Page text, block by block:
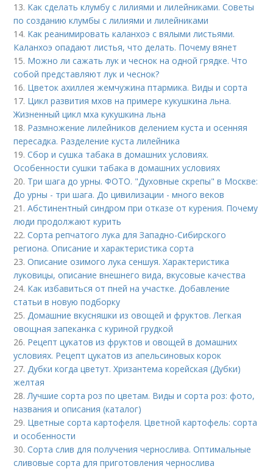
13. Как сделать клумбу с лилиями и лилейниками. Советы
по созданию клумбы с лилиями и лилейниками
14. Как реанимировать каланхоэ с вялыми листьями.
Каланхоэ опадают листья, что делать. Почему вянет
15. Можно ли сажать лук и чеснок на одной грядке. Что
собой представляют лук и чеснок?
16. Цветок ахиллея жемчужина птармика. Виды и сорта
17. Цикл развития мхов на примере кукушкина льна.
Жизненный цикл мха кукушкина льна
18. Размножение лилейников делением куста и осенняя
пересадка. Разделение куста лилейника
19.Сбор и сушка табака в домашних условиях.
Особенности сушки табака в домашних условиях
20. Три шага до урны. ФОТО. "Духовные скрепы" в Москве:
До урны - три шага. До цивилизации - много веков
21.Абстинентный синдром при отказе от курения. Почему
люди продолжают курить
22.Сорта репчатого лука для Западно-Сибирского
региона. Описание и характеристика сорта
23.Описание озимого лука сеншуя. Характеристика
луковицы, описание внешнего вида, вкусовые качества
24. Как избавиться от пней на участке. Добавление
статьи в новую подборку
25. Домашние вкусняшки из овощей и фруктов. Легкая
овощная запеканка с куриной грудкой
26. Рецепт цукатов из фруктов и овощей в домашних
условиях. Рецепт цукатов из апельсиновых корок
27. Дубки когда цветут. Хризантема корейская (Дубки)
желтая
28. Лучшие сорта роз по цветам. Виды и сорта роз: фото,
названия и описания (каталог)
29. Цветные сорта картофеля. Цветной картофель: сорта
и особенности
30.Сорта слив для получения чернослива. Оптимальные
сливовые сорта для приготовления чернослива